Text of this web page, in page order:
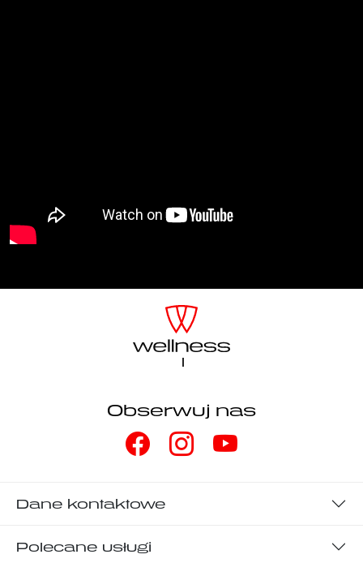
Obserwuj nas
Dane kontaktowe
Polecane usługi